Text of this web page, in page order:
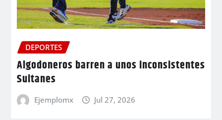
DEPORTES
Algodoneros barren a unos inconsistentes
Sultanes
Ejemplomx Jul 27, 2026